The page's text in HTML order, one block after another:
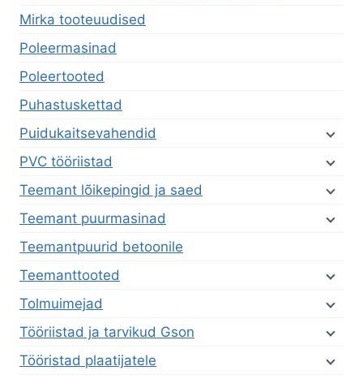
Mirka tooteuudised
Poleermasinad
Poleertooted
Puhastuskettad
Puidukaitsevahendid
PVC tööriistad
Teemant lõikepingid ja saed
Teemant puurmasinad
Teemantpuurid betoonile
Teemanttooted
Tolmuimejad
Tööriistad ja tarvikud Gson
Tööristad plaatijatele